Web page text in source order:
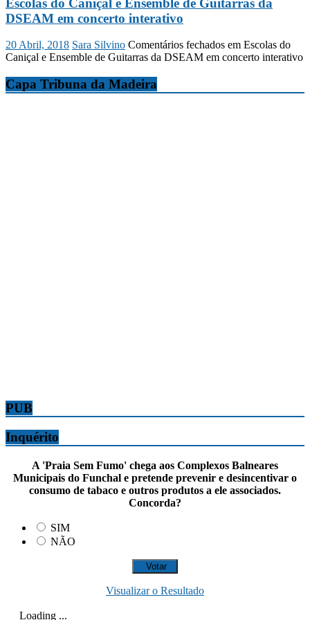
DSEAM em concerto interativo
20 Abril, 2018 Sara Silvino Comentários fechados em Escolas do
Caniçal e Ensemble de Guitarras da DSEAM em concerto interativo
Capa Tribuna da Madeira
PUB
Inquérito
A 'Praia Sem Fumo' chega aos Complexos Balneares
Municipais do Funchal e pretende prevenir e desincentivar o
consumo de tabaco e outros produtos a ele associados.
Concorda?
SIM
NÃO
Visualizar o Resultado
Loading ...